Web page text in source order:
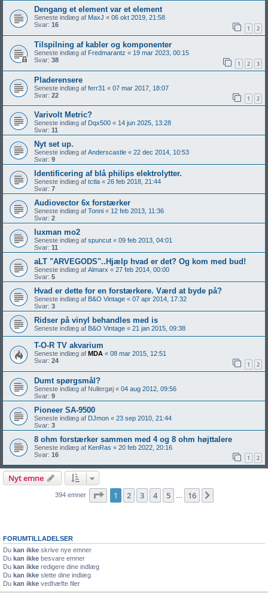
Dengang et element var et element
Seneste indlæg af MaxJ « 06 okt 2019, 21:58
Svar: 16 1 2
Tilspilning af kabler og komponenter
Seneste indlæg af Fredmarantz « 19 mar 2023, 00:15
Svar: 38 1 2 3
Pladerensere
Seneste indlæg af ferr31 « 07 mar 2017, 18:07
Svar: 22 1 2
Varivolt Metric?
Seneste indlæg af Dqx500 « 14 jun 2025, 13:28
Svar: 11
Nyt set up.
Seneste indlæg af Anderscastle « 22 dec 2014, 10:53
Svar: 9
Identificering af blå philips elektrolytter.
Seneste indlæg af tctla « 26 feb 2018, 21:44
Svar: 7
Audiovector 6x forstærker
Seneste indlæg af Tonni « 12 feb 2013, 11:36
Svar: 2
luxman mo2
Seneste indlæg af spuncut « 09 feb 2013, 04:01
Svar: 11
aLT "ARVEGODS"..Hjælp hvad er det? Og kom med bud!
Seneste indlæg af Almarx « 27 feb 2014, 00:00
Svar: 5
Hvad er dette for en forstærkere. Værd at byde på?
Seneste indlæg af B&O Vintage « 07 apr 2014, 17:32
Svar: 3
Ridser på vinyl behandles med is
Seneste indlæg af B&O Vintage « 21 jan 2015, 09:38
T-O-R TV akvarium
Seneste indlæg af MDA « 08 mar 2015, 12:51
Svar: 24 1 2
Dumt spørgsmål?
Seneste indlæg af Nullergøj « 04 aug 2012, 09:56
Svar: 9
Pioneer SA-9500
Seneste indlæg af DJmon « 23 sep 2010, 21:44
Svar: 3
8 ohm forstærker sammen med 4 og 8 ohm højttalere
Seneste indlæg af KenRas « 20 feb 2022, 20:16
Svar: 16 1 2
Nyt emne
394 emner Side af 16
1 2 3 4 5 … 16
FORUMTILLADELSER
Du kan ikke skrive nye emner
Du kan ikke besvare emner
Du kan ikke redigere dine indlæg
Du kan ikke slette dine indlæg
Du kan ikke vedhæfte filer